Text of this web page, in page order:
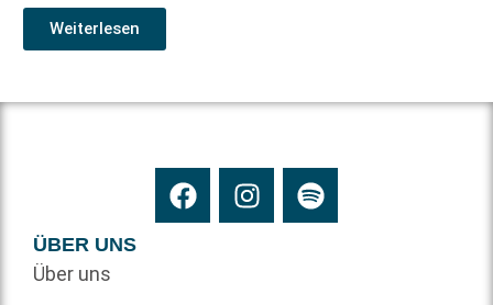
Weiterlesen
ÜBER UNS
Über uns